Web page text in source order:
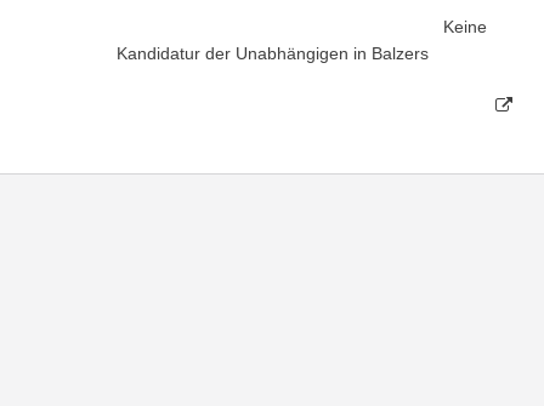
Keine
Kandidatur der Unabhängigen in Balzers